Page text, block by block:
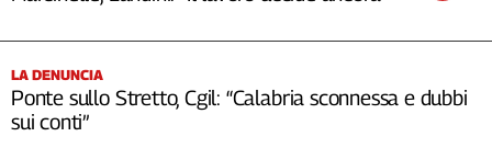
LA DENUNCIA
Ponte sullo Stretto, Cgil: “Calabria sconnessa e dubbi
sui conti”